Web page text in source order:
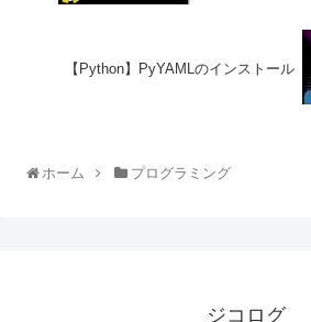
【Python】PyYAMLのインストール
ホーム プログラミング
ジコログ